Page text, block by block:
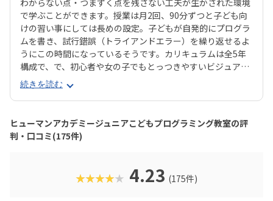
わからない点・つまずく点を残さない工夫が生かされた環境
で学ぶことができます。授業は月2回、90分ずつと子ども向
けの習い事にしては長めの設定。子どもが自発的にプログラ
ムを書き、試行錯誤（トライアンドエラー）を繰り返せるよ
うにこの時間になっているそうです。カリキュラムは全5年
構成で、で、初心者や女の子でもとっつきやすいビジュアル
プログラミングツール「Scratch（スクラッチ）」から初め
て、エンジニアが実際に使用するプログラミング言語「Java
Script」までステップアップすることができます。ベーシッ
クコースではマウス操作など、パソコンの操作自体から学べ
るので、自宅でまったくパソコンをさわったことのないお子
さんでも戸惑うことなく授業に入っていけるでしょう。大学
おきたい」方におすすめのスクールといえます。また、いず
れもヒューマンオリジナルの教材で学べるので、高クオリテ
続きを読む
ヒューマンアカデミージュニアこどもプログラミング教室の評
判・口コミ(175件)
★★★★★ 4.23 (175件)